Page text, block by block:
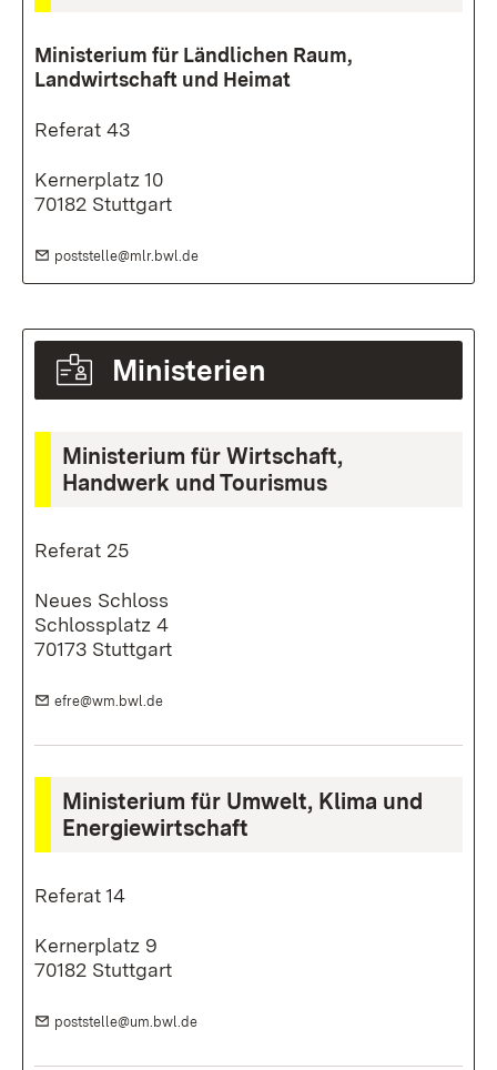
Ministerium für Ländlichen Raum,
Landwirtschaft und Heimat
Referat 43
Kernerplatz 10
70182 Stuttgart
E-Mail:
poststelle@mlr.bwl.de
Ministerien
Ministerium für Wirtschaft,
Handwerk und Tourismus
Referat 25
Neues Schloss
Schlossplatz 4
70173 Stuttgart
E-Mail:
efre@wm.bwl.de
Ministerium für Umwelt, Klima und
Energiewirtschaft
Referat 14
Kernerplatz 9
70182 Stuttgart
E-Mail:
poststelle@um.bwl.de